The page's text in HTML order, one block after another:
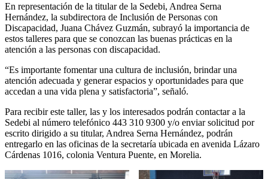
En representación de la titular de la Sedebi, Andrea Serna
Hernández, la subdirectora de Inclusión de Personas con
Discapacidad, Juana Chávez Guzmán, subrayó la importancia de
estos talleres para que se conozcan las buenas prácticas en la
atención a las personas con discapacidad.
“Es importante fomentar una cultura de inclusión, brindar una
atención adecuada y generar espacios y oportunidades para que
accedan a una vida plena y satisfactoria”, señaló.
Para recibir este taller, las y los interesados podrán contactar a la
Sedebi al número telefónico 443 310 9300 y/o enviar solicitud por
escrito dirigido a su titular, Andrea Serna Hernández, podrán
entregarlo en las oficinas de la secretaría ubicada en avenida Lázaro
Cárdenas 1016, colonia Ventura Puente, en Morelia.